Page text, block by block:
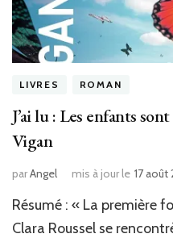
LIVRES ROMAN
J’ai lu : Les enfants
Vigan
parAngel mis à jour le 17 août
Résumé : « La première
Clara Roussel se